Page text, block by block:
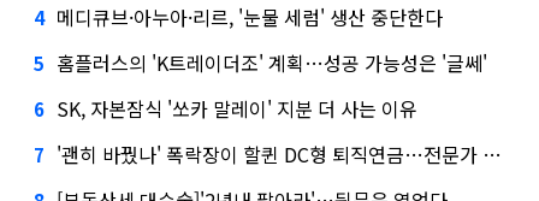
4 메디큐브·아누아·리르, '눈물 세럼' 생산 중단한다
5 홈플러스의 'K트레이더조' 계획…성공 가능성은 '글쎄'
6 SK, 자본잠식 '쏘카 말레이' 지분 더 사는 이유
7 '괜히 바꿨나' 폭락장이 할퀸 DC형 퇴직연금…전문가 조언은